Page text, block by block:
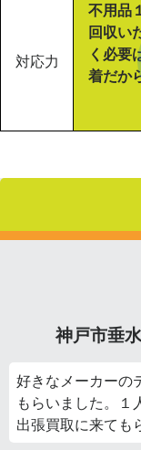
対応力
不用品
回収い
く必要
着だか
神戸市垂
好きなメーカーの
もらいました。１
出張買取に来ても